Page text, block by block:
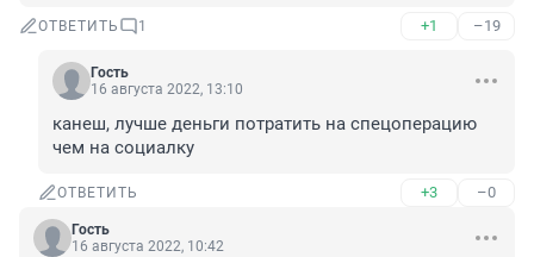
ОТВЕТИТЬ 1 +1 –19
Гость
16 августа 2022, 13:10
канеш, лучше деньги потратить на спецоперацию
чем на социалку
ОТВЕТИТЬ +3 –0
Гость
16 августа 2022, 10:42